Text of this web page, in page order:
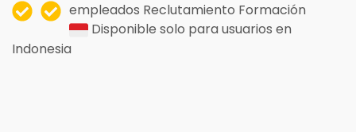
empleados Reclutamiento Formación
Disponible solo para usuarios en
Indonesia